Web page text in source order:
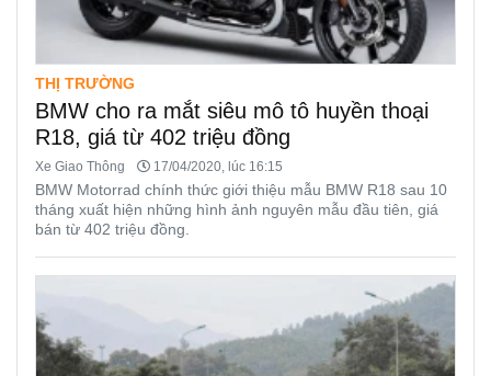
THỊ TRƯỜNG
BMW cho ra mắt siêu mô tô huyền thoại
R18, giá từ 402 triệu đồng
Xe Giao Thông 17/04/2020, lúc 16:15
BMW Motorrad chính thức giới thiệu mẫu BMW R18 sau 10
tháng xuất hiện những hình ảnh nguyên mẫu đầu tiên, giá
bán từ 402 triệu đồng.